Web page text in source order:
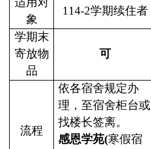
象
114-2学期续住者
学期末
寄放物
品
可
流程
依各宿舍规定办
理，至宿舍柜台或
找楼长签离。
感恩学苑(寒假宿